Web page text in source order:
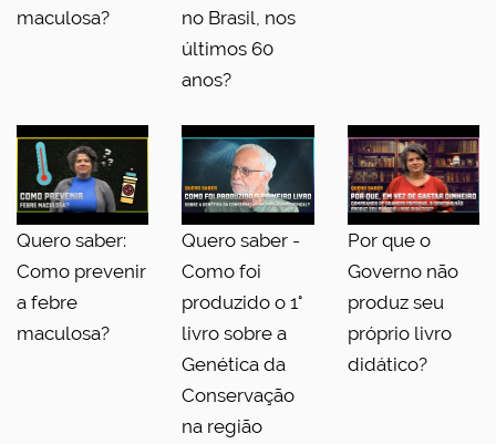
maculosa?
no Brasil, nos
últimos 60
anos?
Quero saber:
Como prevenir
a febre
maculosa?
Quero saber -
Como foi
produzido o 1°
livro sobre a
Genética da
Conservação
na região
Por que o
Governo não
produz seu
próprio livro
didático?